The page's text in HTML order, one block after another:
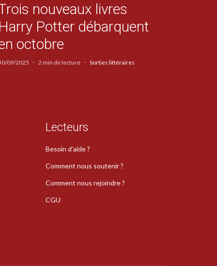
nouveaux livres
Potter débarquent
octobre
09/2025 2 min de lecture Sorties littéraires
Lecteurs
Besoin d’aide ?
Comment nous soutenir ?
Comment nous rejoindre ?
CGU